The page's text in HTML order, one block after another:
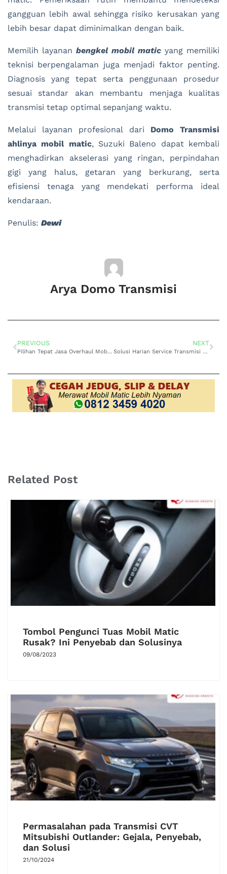
gangguan lebih awal sehingga risiko kerusakan yang
lebih besar dapat diminimalkan dengan baik.
Memilih layanan bengkel mobil matic yang memiliki
teknisi berpengalaman juga menjadi faktor penting.
Diagnosis yang tepat serta penggunaan prosedur
sesuai standar akan membantu menjaga kualitas
transmisi tetap optimal sepanjang waktu.
Melalui layanan profesional dari Domo Transmisi
ahlinya mobil matic, Suzuki Baleno dapat kembali
menghadirkan akselerasi yang ringan, perpindahan
gigi yang halus, getaran yang berkurang, serta
efisiensi tenaga yang mendekati performa ideal
kendaraan.
Penulis: Dewi
Arya Domo Transmisi
PREVIOUS
Pilihan Tepat Jasa Overhaul Mobil Avanza Matic Bandung
NEXT
Solusi Harian Service Transmisi Matic Suzuki Swift Jakarta Barat Lebih Awet
Related Post
Tombol Pengunci Tuas Mobil Matic
Rusak? Ini Penyebab dan Solusinya
09/08/2023
Permasalahan pada Transmisi CVT
Mitsubishi Outlander: Gejala, Penyebab,
dan Solusi
21/10/2024